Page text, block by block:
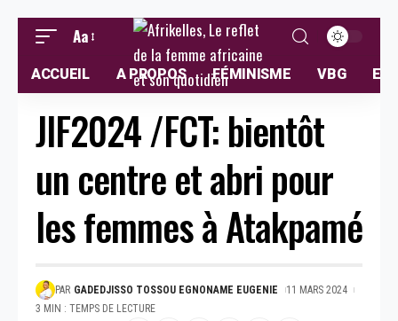
Aa
ACCUEIL A PROPOS FÉMINISME VBG
JIF2024 /FCT: bientôt
un centre et abri pour
les femmes à Atakpamé
PAR GADEDJISSO TOSSOU EGNONAME EUGENIE
11 MARS 2024
3 MIN : TEMPS DE LECTURE